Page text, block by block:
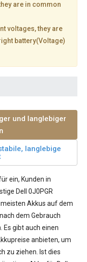
are in common
voltages, they are
battery(Voltage)
und langlebiger
langlebige
ein, Kunden in
Dell 0J0PGR
Akkus auf dem
dem Gebrauch
Es gibt auch einen
anbieten, um
zu ziehen. Ist dies